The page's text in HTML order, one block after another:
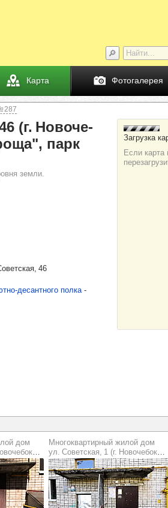
287
(г. Ново­че­
парк
земли.
46
десантного полка-​
дом
Многоквартирный жилой дом
ул. Советская, 1 (г. Новочебоксарск)
Карта Фотогалерея